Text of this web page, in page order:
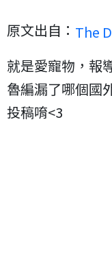
原文出自： The
就是愛寵物，報
魯編漏了哪個國
投稿唷<3